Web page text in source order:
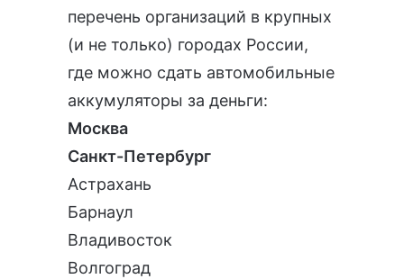
перечень организаций в крупных
(и не только) городах России,
где можно сдать автомобильные
аккумуляторы за деньги:
Москва
Санкт-Петербург
Астрахань
Барнаул
Владивосток
Волгоград